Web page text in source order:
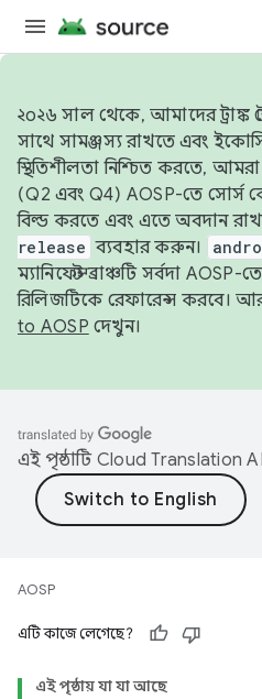
২০২৬ সাল থেকে, আমাদের ট্রাঙ্ক
সাথে সামঞ্জস্য রাখতে এবং
স্থিতিশীলতা নিশ্চিত করতে, আমরা
(Q2 এবং Q4) AOSP-তে সোর্স
বিল্ড করতে এবং এতে অবদান
release ব্যবহার করুন।
ম্যানিফেস্ট ব্রাঞ্চটি সর্বদা
রিলিজটিকে রেফারেন্স করবে।
to AOSP দেখুন।
এই পৃষ্ঠাটি Cloud Translation
AOSP
এটি কাজে লেগেছে?
এই পৃষ্ঠায় যা যা আছে